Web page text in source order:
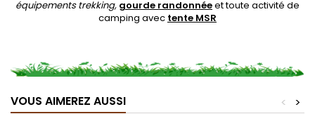
équipements trekking, gourde randonnéeet toute activité de
camping avec tente MSR
VOUS AIMEREZ AUSSI >
<